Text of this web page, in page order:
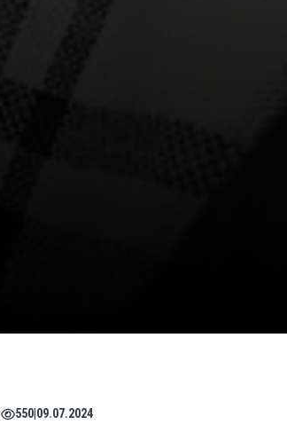
550| 09.07.2024